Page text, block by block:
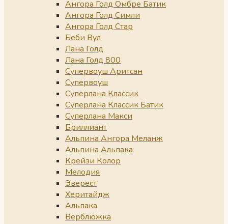
Ангора Голд Омбре Батик
Ангора Голд Симли
Ангора Голд Стар
Беби Вул
Лана Голд
Лана Голд 800
Супервоуш Аритсан
Супервоуш
Суперлана Классик
Суперлана Классик Батик
Суперлана Макси
Бриллиант
Альпина Ангора Меланж
Альпина Альпака
Крейзи Колор
Мелодия
Эверест
Херитайдж
Альпака
Верблюжка